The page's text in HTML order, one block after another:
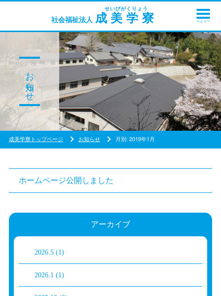
お知らせ
社会福祉法人 成美学寮
成美学寮トップページ お知らせ 月別: 2019年1月
ホームページ公開しました
アーカイブ
2026.5 (1)
2026.1 (1)
メニュー